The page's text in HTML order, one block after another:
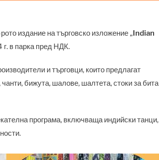
издание на търговско изложение „Indian
в парка пред НДК.
и търговци, които предлагат
бижута, шалове, шалтета, стоки за бита
програма, включваща индийски танци,